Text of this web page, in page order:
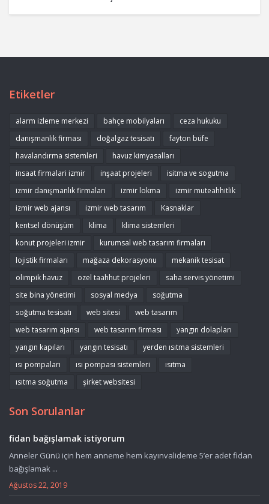
Etiketler
alarm izleme merkezi bahçe mobilyaları
ceza hukuku
danışmanlık firması
doğalgaz tesisatı
fayton büfe
havalandırma sistemleri
havuz kimyasalları
insaat firmalari izmir
inşaat projeleri
isitma ve sogutma
izmir danışmanlık firmaları
izmir lokma
izmir muteahhitlik
izmir web ajansı
izmir web tasarım
Kasnaklar
kentsel dönüşüm
klima
klima sistemleri
konut projeleri izmir
kurumsal web tasarım firmaları
lojistik firmaları
mağaza dekorasyonu
mekanik tesisat
olimpik havuz
ozel taahhut projeleri
saha servis yönetimi
site bina yönetimi
sosyal medya
soğutma
soğutma tesisatı
web sitesi
web tasarım
web tasarım ajansı
web tasarım firması
yangın dolapları
yangın kapıları
yangın tesisatı
yerden ısıtma sistemleri
ısı pompaları
ısı pompası sistemleri
ısıtma
ısıtma soğutma
şirket websitesi
Son Sorulanlar
fidan bağışlamak istiyorum
Anneler Günü için hem anneme hem kayınvalideme 5’er adet fidan
bağışlamak ...
Ağustos 22, 2019